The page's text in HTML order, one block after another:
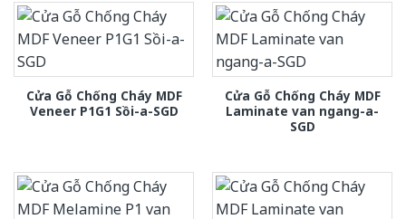
Cửa Gỗ Chống Cháy MDF
Veneer P1G1 Sồi-a-SGD
Cửa Gỗ Chống Cháy MDF
Laminate van ngang-a-
SGD